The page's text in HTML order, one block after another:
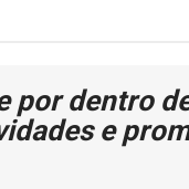
por dentro
e